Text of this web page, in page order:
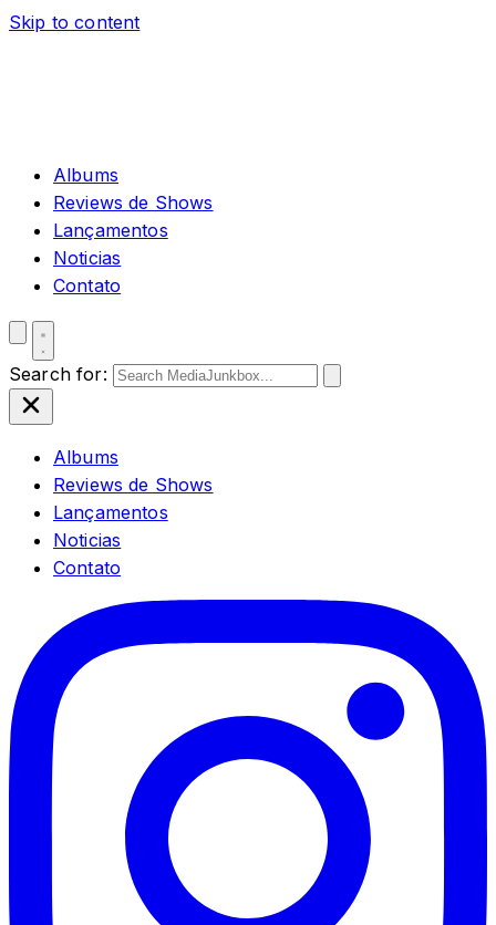
Skip to content
Albums
Reviews de Shows
Lançamentos
Noticias
Contato
Search for:
Albums
Reviews de Shows
Lançamentos
Noticias
Contato